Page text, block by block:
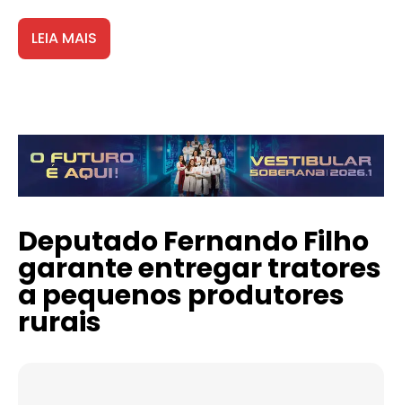
LEIA MAIS
Deputado Fernando Filho
garante entregar tratores
a pequenos produtores
rurais